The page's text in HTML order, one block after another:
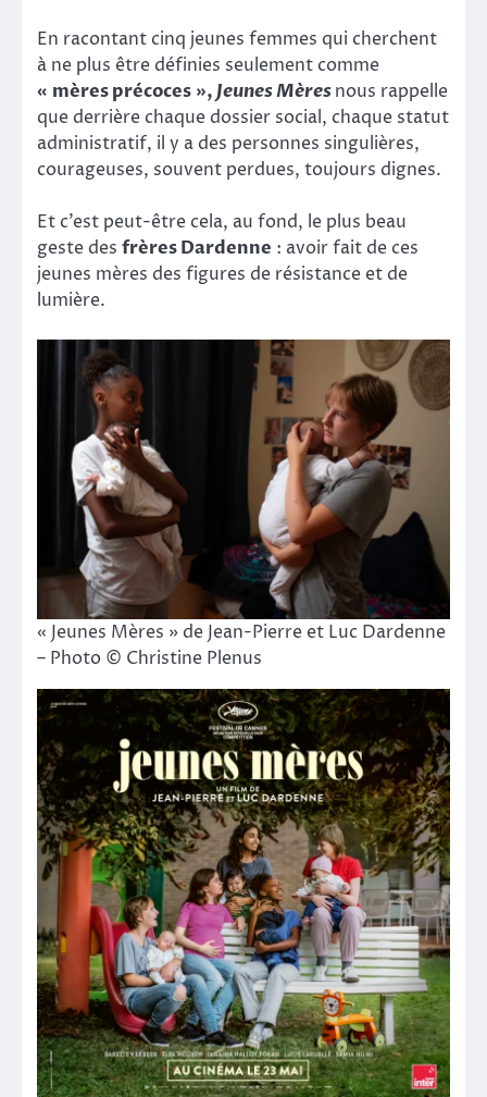
En racontant cinq jeunes femmes qui cherchent
à ne plus être définies seulement comme
« mères précoces »,Jeunes Mèresnous rappelle
que derrière chaque dossier social, chaque statut
administratif, il y a des personnes singulières,
courageuses, souvent perdues, toujours dignes.
Et c’est peut-être cela, au fond, le plus beau
geste des frères Dardenne : avoir fait de ces
jeunes mères des figures de résistance et de
lumière.
« Jeunes Mères » de Jean-Pierre et Luc Dardenne
– Photo © Christine Plenus